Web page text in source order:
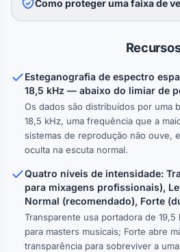
Como proteger uma faixa de
Esteganografia de espectro
18,5 kHz — abaixo do limiar de
Os dados são distribuídos por uma
18,5 kHz, uma frequência que a
sistemas de reprodução não ouve,
oculta na escuta normal.
Quatro níveis de intensidade:
para mixagens profissionais),
Normal (recomendado), Forte
Transparente usa portadora de
para masters musicais; Forte abre
transparência para sobreviver a